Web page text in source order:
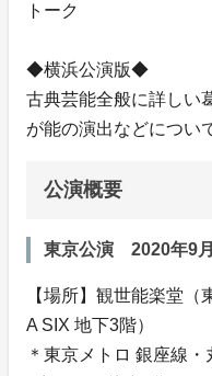
トーク
◆横浜公演版◆
古典芸能全般に詳しい
が能の演出などについ
公演概要
東京公演 2020年9
【場所】観世能楽堂
A SIX 地下3階）
＊東京メトロ 銀座線